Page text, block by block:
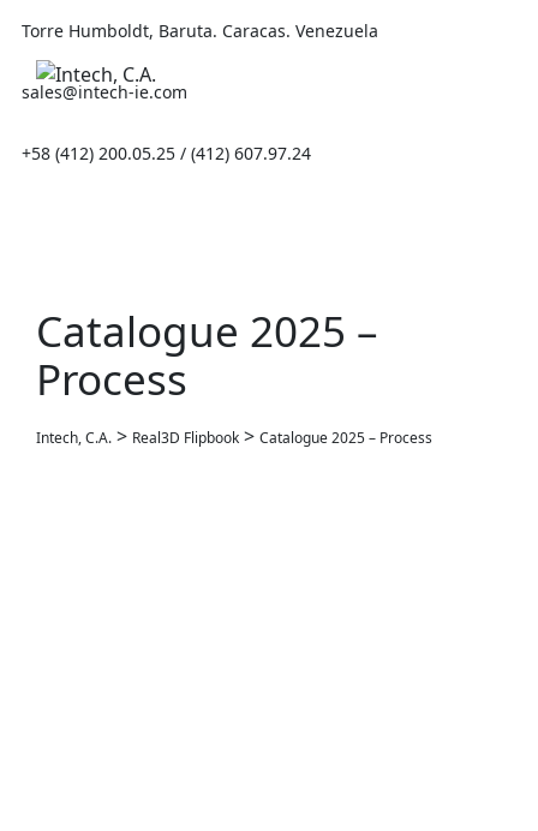
content
Torre Humboldt, Baruta. Caracas. Venezuela
sales@intech-ie.com
+58 (412) 200.05.25 / (412) 607.97.24
Catalogue 2025 –
Process
Intech, C.A. > Real3D Flipbook > Catalogue 2025 – Process